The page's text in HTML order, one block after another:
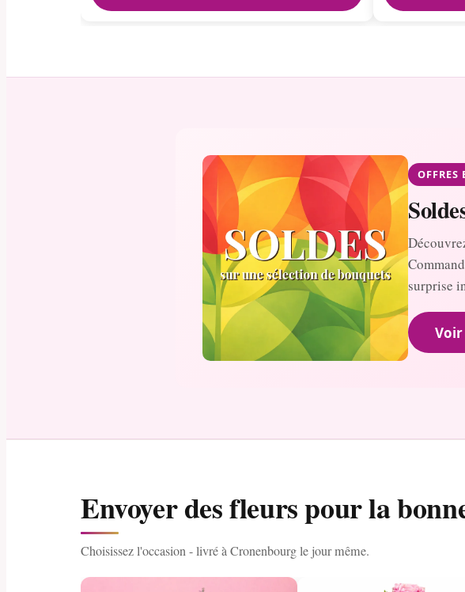
OFFRES
surprise
Voir
Envoyer des fleurs pour la
Choisissez l'occasion - livré à Cronenbourg le jour même.